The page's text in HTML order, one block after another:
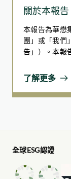
關於本報告
本報告為華懋
團」或「我們
告」）。本報
告期」）。
了解更多
全球ESG認證